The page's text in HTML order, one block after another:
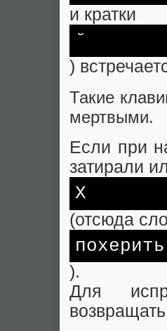
и кратки
˘
)
Такие
мертвыми.
Если при
затирали
Х
(отсюда
похерить
).
Для